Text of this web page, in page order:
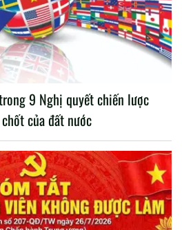
9 Nghị quyết chiến lược
của đất nước